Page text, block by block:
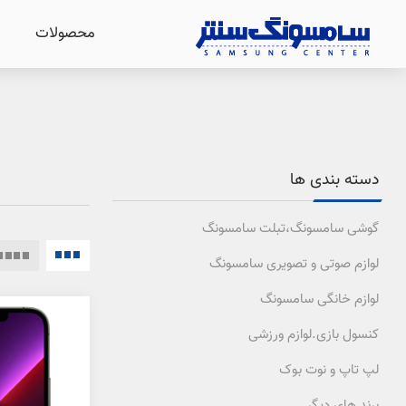
محصولات
دسته بندی ها
گوشی سامسونگ،تبلت سامسونگ
لوازم صوتی و تصویری سامسونگ
لوازم خانگی سامسونگ
کنسول بازی.لوازم ورزشی
لپ تاپ و نوت بوک